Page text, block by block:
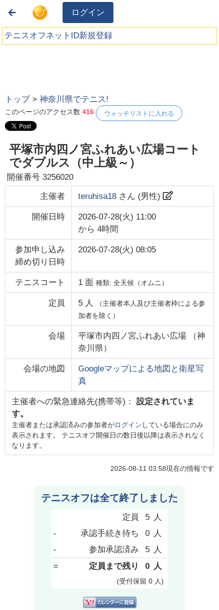
ログイン
テニスオフネットID新規登録
トップ >神奈川県でテニス!
このページのアクセス数416 ウォッチリストに入れる
平塚市内四ノ宮ふれあい広場コート
でダブルス（中上級～）
開催番号3256020
主催者 teruhisa18さん (男性)
開催日時
2026-07-28(火) 11:00
から 4時間
参加申し込み
締め切り日時
2026-07-28(火) 08:05
テニスコート 1面 種類: 全天候（オムニ）
定員 5 人
（主催者本人及び主催者枠による参
加者を除く）
会場 平塚市内四ノ宮ふれあい広場（神
奈川県）
会場の地図
Googleマップによる地図と衛星写
真
主催者への緊急連絡先(携帯等)： 設定されていま
す。
主催者または承認済みの参加者がログイン している場合にのみ
表示されます。 テニスオフ開催日の数日後以降は表示されなく
なります。
2026-08-11 03:58現在の情報です
テニスオフは全て終了しました
定員 5 人
-
承認手続き待ち 0 人
-
参加承認済み 5 人
=
定員まで残り 0 人
(受付保留 0 人)